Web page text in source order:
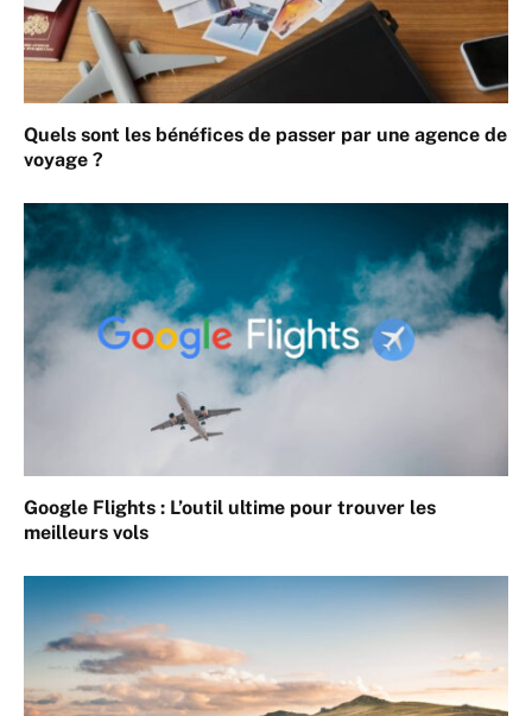
Quels sont les bénéfices de passer par une agence de
voyage ?
Google Flights : L’outil ultime pour trouver les
meilleurs vols